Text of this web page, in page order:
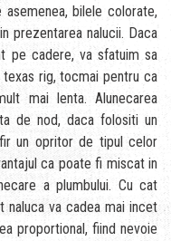
bilele colorate,
prezentarea nalucii. Daca
pe cadere, va sfatuim sa
rig, tocmai pentru ca
mai lenta. Alunecarea
de nod, daca folositi un
un opritor de tipul celor
ca poate fi miscat in
a plumbului. Cu cat
naluca va cadea mai incet
proportional, fiind nevoie